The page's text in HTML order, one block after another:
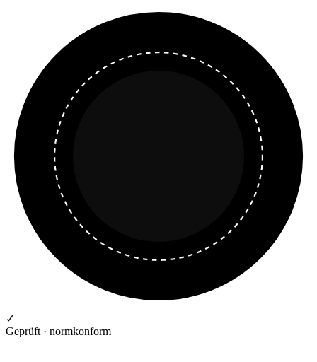
✓
Geprüft · normkonform